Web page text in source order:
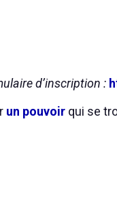
d’inscription :
un pouvoir qui se